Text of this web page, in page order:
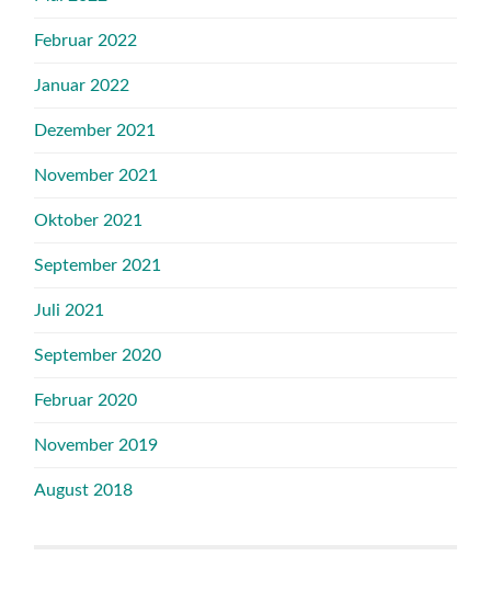
Februar 2022
Januar 2022
Dezember 2021
November 2021
Oktober 2021
September 2021
Juli 2021
September 2020
Februar 2020
November 2019
August 2018